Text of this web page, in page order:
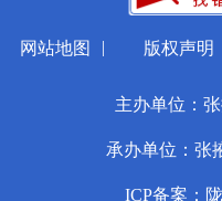
网站地图 | 版权声明
主办单位：
承办单位：张
ICP备案：